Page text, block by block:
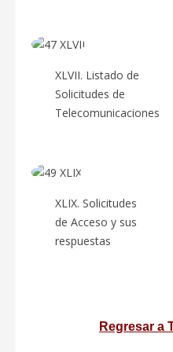
XLVII. Listado de
Solicitudes de
Telecomunicaciones
XLIX. Solicitudes
de Acceso y sus
respuestas
Regresar a